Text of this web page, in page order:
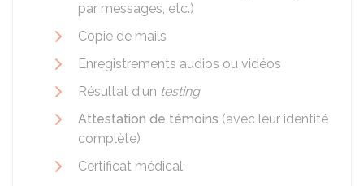
par messages, etc.)
Copie de mails
Enregistrements audios ou vidéos
Résultat d'un testing
Attestation de témoins (avec leur identité
complète)
Certificat médical.